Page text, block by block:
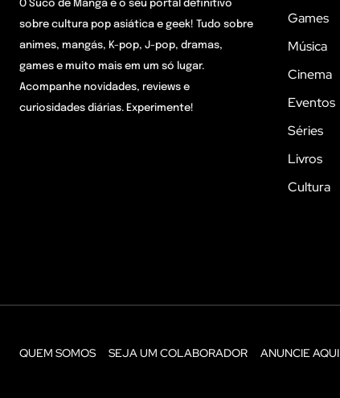
O Suco de Mangá é o seu portal definitivo
sobre cultura pop asiática e geek! Tudo sobre
animes, mangás, K-pop, J-pop, dramas,
games e muito mais em um só lugar.
Acompanhe novidades, reviews e
curiosidades diárias. Experimente!
Games
Música
Cinema
Eventos
Séries
Livros
Cultura
QUEM SOMOS SEJA UM COLABORADOR ANUNCIE AQUI